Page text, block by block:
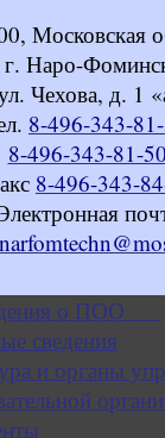
Московская
г. Наро-
Чехова, д. 1
8-496-343-
8-496-343-81-50
8-496-343-
о ПОО
сведения
и органы